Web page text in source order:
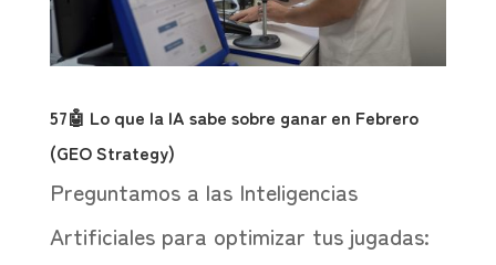
57🤖 Lo que la IA sabe sobre ganar en Febrero
(GEO Strategy)
Preguntamos a las Inteligencias
Artificiales para optimizar tus jugadas: